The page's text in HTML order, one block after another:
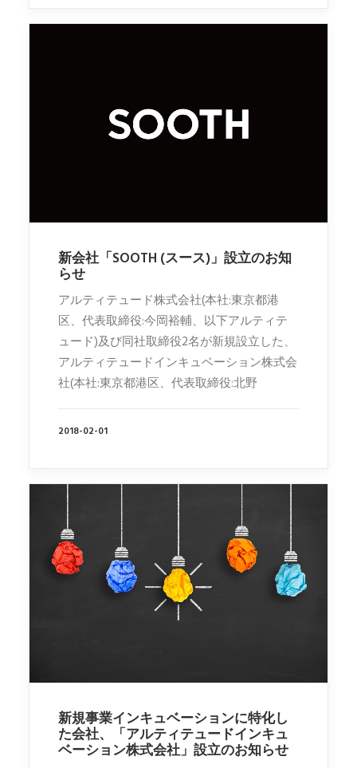
新会社「SOOTH (スース)」設立のお知
らせ
アルティテュード株式会社(本社:東京都港
区、代表取締役:今岡裕輔、以下アルティテ
ュード)及び同社取締役2名が新規設立した、
アルティテュードインキュベーション株式会
社(本社:東京都港区、代表取締役:北野
2018-02-01
新規事業インキュベーションに特化し
た会社、「アルティテュードインキュ
ベーション株式会社」設立のお知らせ